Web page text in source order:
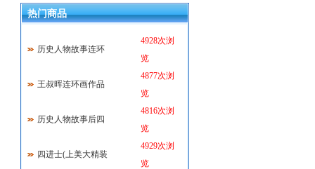
热门商品
历史人物故事连环
4928次浏
览
王叔晖连环画作品
4877次浏
览
历史人物故事后四
4816次浏
览
四进士(上美大精装
4929次浏
览